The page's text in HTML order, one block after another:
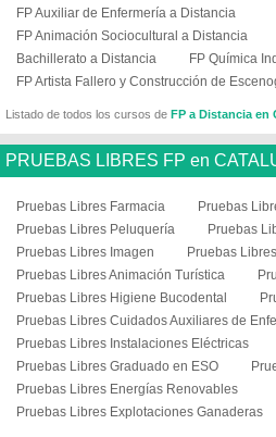
FP Auxiliar de Enfermería a Distancia
FP Animación Sociocultural a Distancia
Bachillerato a Distancia
FP Química
FP Artista Fallero y Construcción de
Listado de todos los cursos de FP a Distancia en
PRUEBAS LIBRES FP en
Pruebas Libres Farmacia
Pruebas
Pruebas Libres Peluquería
Pruebas
Pruebas Libres Imagen
Pruebas
Pruebas Libres Animación Turística
Pruebas Libres Higiene Bucodental
Pruebas Libres Cuidados Auxiliares de
Pruebas Libres Instalaciones Eléctricas
Pruebas Libres Graduado en ESO
Pruebas Libres Energías Renovables
Pruebas Libres Explotaciones Ganaderas